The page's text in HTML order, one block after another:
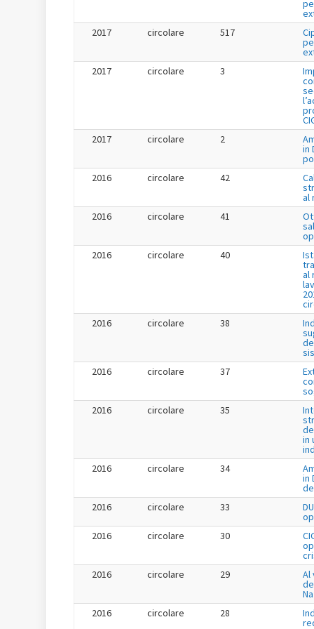
2017
circolare 517
2017
circolare 3
2017
circolare 2
in
2016
circolare 42
al
2016
circolare 41
2016
circolare 40
al
2016
circolare 38
2016
circolare 37
2016
circolare 35
in
2016
circolare 34
in
2016
circolare 33
2016
circolare 30
2016
circolare 29 Al
2016
circolare 28